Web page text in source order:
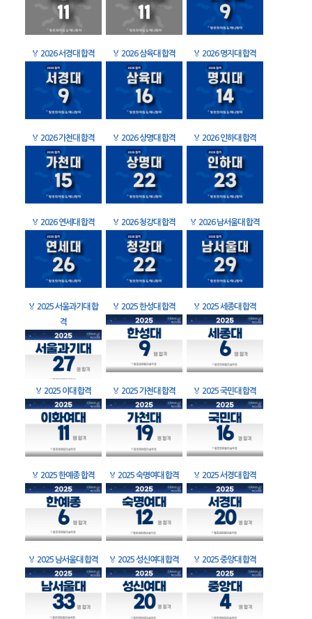
🏅 2026 서경대 합격 🏅 2026 삼육대 합격 🏅 2026 명지대 합격
🏅 2026 가천대 합격 🏅 2026 상명대 합격 🏅 2026 인하대 합격
🏅 2026 연세대 합격 🏅 2026 청강대 합격 🏅 2026 남서울대 합격
🏅 2025 서울과기대 합
격
🏅 2025 한성대 합격 🏅 2025 세종대 합격
🏅 2025 이대 합격 🏅 2025 가천대 합격 🏅 2025 국민대 합격
🏅 2025 한예종 합격 🏅 2025 숙명여대 합격 🏅 2025 서경대 합격
🏅 2025 남서울대 합격 🏅 2025 성신여대 합격 🏅 2025 중앙대 합격